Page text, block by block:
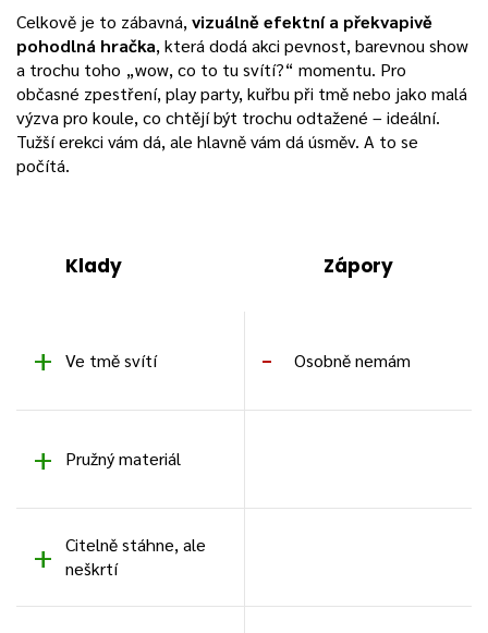
Celkově je to zábavná,vizuálně efektní a překvapivě
pohodlná hračka, která dodá akci pevnost, barevnou show
a trochu toho „wow, co to tu svítí?“ momentu. Pro
občasné zpestření, play party, kuřbu při tmě nebo jako malá
výzva pro koule, co chtějí být trochu odtažené – ideální.
Tužší erekci vám dá, ale hlavně vám dá úsměv. A to se
počítá.
Klady Zápory
Ve tmě svítí Osobně nemám
Pružný materiál
Citelně stáhne, ale
neškrtí